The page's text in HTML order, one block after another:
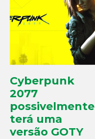
Cyberpunk
2077
possivelmente
terá uma
versão GOTY